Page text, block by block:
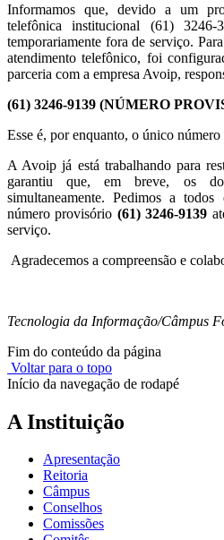
Informamos que, devido a um
telefônica institucional (61) 3246-
temporariamente fora de serviço.
atendimento telefônico, foi
parceria com a empresa Avoip,
(61) 3246-9139 (NÚMERO
Esse é, por enquanto, o único
A Avoip já está trabalhando para
garantiu que, em breve, os
simultaneamente. Pedimos a
número provisório (61) 3246-9139
serviço.
Agradecemos a compreensão e
Tecnologia da Informação/Câmpus
Fim do conteúdo da página
Voltar para o topo
Início da navegação de rodapé
A Instituição
Apresentação
Reitoria
Câmpus
Conselhos
Comissões